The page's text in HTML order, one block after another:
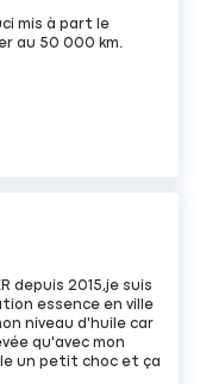
mis à part le
au 50 000 km.
depuis 2015,je suis
essence en ville
niveau d'huile car
qu'avec mon
un petit choc et ça